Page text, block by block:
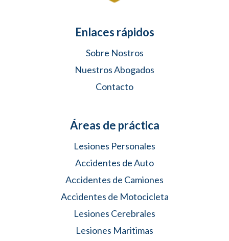
Enlaces rápidos
Sobre Nostros
Nuestros Abogados
Contacto
Áreas de práctica
Lesiones Personales
Accidentes de Auto
Accidentes de Camiones
Accidentes de Motocicleta
Lesiones Cerebrales
Lesiones Maritimas